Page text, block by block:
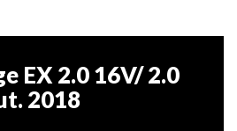
EX 2.0 16V/ 2.0
2018